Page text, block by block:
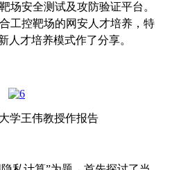
场安全测试及攻防验证平台。
工控靶场的网安人才培养，特
人才培养模式作了分享。
学王伟教授作报告